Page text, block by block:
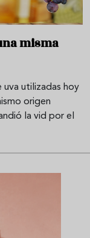
misma
uva utilizadas hoy
origen
la vid por el